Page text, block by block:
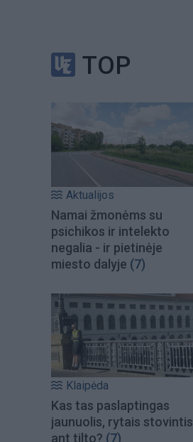
TOP
Aktualijos
Namai žmonėms su
psichikos ir intelekto
negalia - ir pietinėje
miesto dalyje (7)
Klaipėda
Kas tas paslaptingas
jaunuolis, rytais stovintis
ant tilto? (7)